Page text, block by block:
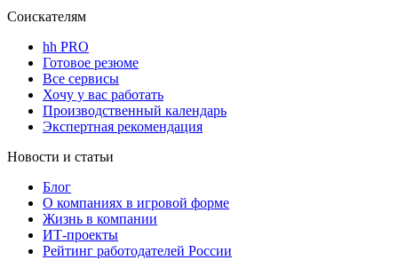
Соискателям
hh PRO
Готовое резюме
Все сервисы
Хочу у вас работать
Производственный календарь
Экспертная рекомендация
Новости и статьи
Блог
О компаниях в игровой форме
Жизнь в компании
ИТ-проекты
Рейтинг работодателей России